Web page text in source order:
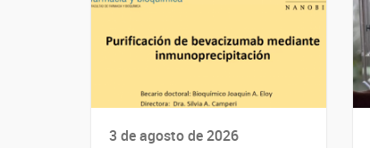
3 de agosto de 2026